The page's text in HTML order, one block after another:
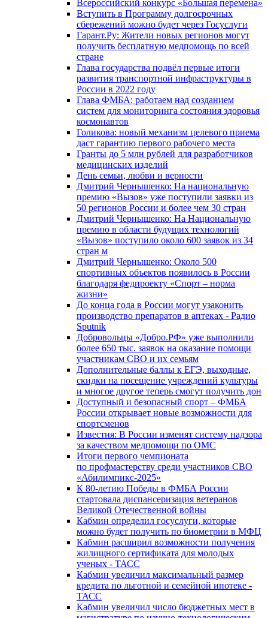
Всероссийский конкурс «Большая перемена»
Вступить в Программу долгосрочных
сбережений можно будет через Госуслуги
Гарант.Ру: Жители новых регионов могут
получить бесплатную медпомощь по всей
стране
Глава государства подвёл первые итоги
развития транспортной инфраструктуры в
России в 2022 году
Глава ФМБА: работаем над созданием
систем для мониторинга состояния здоровья
космонавтов
Голикова: новый механизм целевого приема
даст гарантию первого рабочего места
Гранты до 5 млн рублей для разработчиков
медицинских изделий
День семьи, любви и верности
Дмитрий Чернышенко: На национальную
премию «Вызов» уже поступили заявки из
50 регионов России и более чем 30 стран
Дмитрий Чернышенко: На Национальную
премию в области будущих технологий
«Вызов» поступило около 600 заявок из 34
стран м
Дмитрий Чернышенко: Около 500
спортивных объектов появилось в России
благодаря федпроекту «Спорт – норма
жизни»
До конца года в России могут узаконить
производство препаратов в аптеках - Радио
Sputnik
Добровольцы «Добро.РФ» уже выполнили
более 650 тыс. заявок на оказание помощи
участникам СВО и их семьям
Дополнительные баллы к ЕГЭ, выходные,
скидки на посещение учреждений культуры
и многое другое теперь смогут получить дон
Доступный и безопасный спорт – ФМБА
России открывает новые возможности для
спортсменов
Известия: В России изменят систему надзора
за качеством медпомощи по ОМС
Итоги первого чемпионата
по профмастерству среди участников СВО
«Абилимпикс-2025»
К 80-летию Победы в ФМБА России
стартовала диспансеризация ветеранов
Великой Отечественной войны
Кабмин определил госуслуги, которые
можно будет получить по биометрии в МФЦ
Кабмин расширил возможности получения
жилищного сертификата для молодых
ученых - ТАСС
Кабмин увеличил максимальный размер
кредита по льготной и семейной ипотеке -
ТАСС
Кабмин увеличил число бюджетных мест в